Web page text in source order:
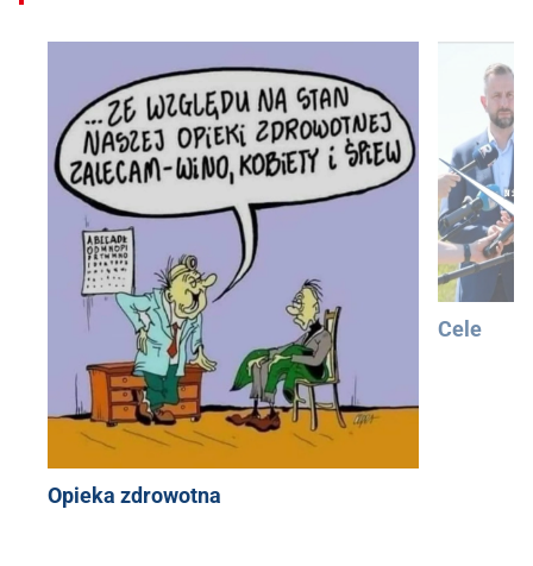
Opieka zdrowotna
Cele